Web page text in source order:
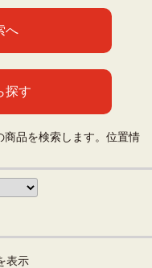
へ
探す
品を検索します。位置情
表示